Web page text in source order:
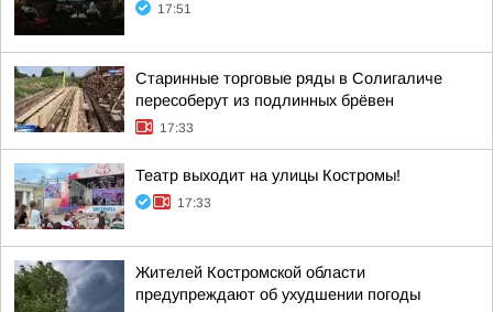
17:51
Старинные торговые ряды в Солигаличе
пересоберут из подлинных брёвен
17:33
Театр выходит на улицы Костромы!
17:33
Жителей Костромской области
предупреждают об ухудшении погоды